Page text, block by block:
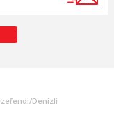
Denizli